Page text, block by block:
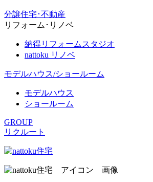
分譲住宅･不動産
リフォーム･リノベ
納得リフォームスタジオ
nattoku リノベ
モデルハウス/ショールーム
モデルハウス
ショールーム
GROUP
リクルート